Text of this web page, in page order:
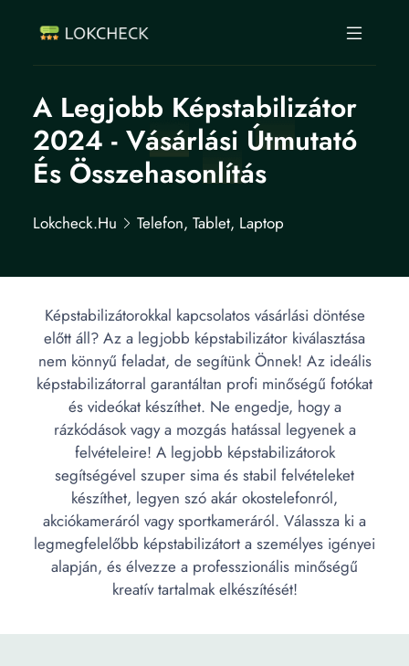
A Legjobb Képstabilizátor
2024 - Vásárlási Útmutató
És Összehasonlítás
Lokcheck.hu Telefon, Tablet, Laptop
Képstabilizátorokkal kapcsolatos vásárlási döntése
előtt áll? Az a legjobb képstabilizátor kiválasztása
nem könnyű feladat, de segítünk Önnek! Az ideális
képstabilizátorral garantáltan profi minőségű fotókat
és videókat készíthet. Ne engedje, hogy a
rázkódások vagy a mozgás hatással legyenek a
felvételeire! A legjobb képstabilizátorok
segítségével szuper sima és stabil felvételeket
készíthet, legyen szó akár okostelefonról,
akciókameráról vagy sportkameráról. Válassza ki a
legmegfelelőbb képstabilizátort a személyes igényei
alapján, és élvezze a professzionális minőségű
kreatív tartalmak elkészítését!